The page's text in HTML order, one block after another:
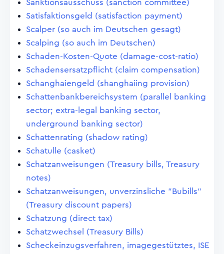
Sanktionsausschuss (sanction committee)
Satisfaktionsgeld (satisfaction payment)
Scalper (so auch im Deutschen gesagt)
Scalping (so auch im Deutschen)
Schaden-Kosten-Quote (damage-cost-ratio)
Schadensersatzpflicht (claim compensation)
Schanghaiengeld (shanghaiing provision)
Schattenbankbereichsystem (parallel banking
sector; extra-legal banking sector,
underground banking sector)
Schattenrating (shadow rating)
Schatulle (casket)
Schatzanweisungen (Treasury bills, Treasury
notes)
Schatzanweisungen, unverzinsliche "Bubills"
(Treasury discount papers)
Schatzung (direct tax)
Schatzwechsel (Treasury Bills)
Scheckeinzugsverfahren, imagegestütztes, ISE